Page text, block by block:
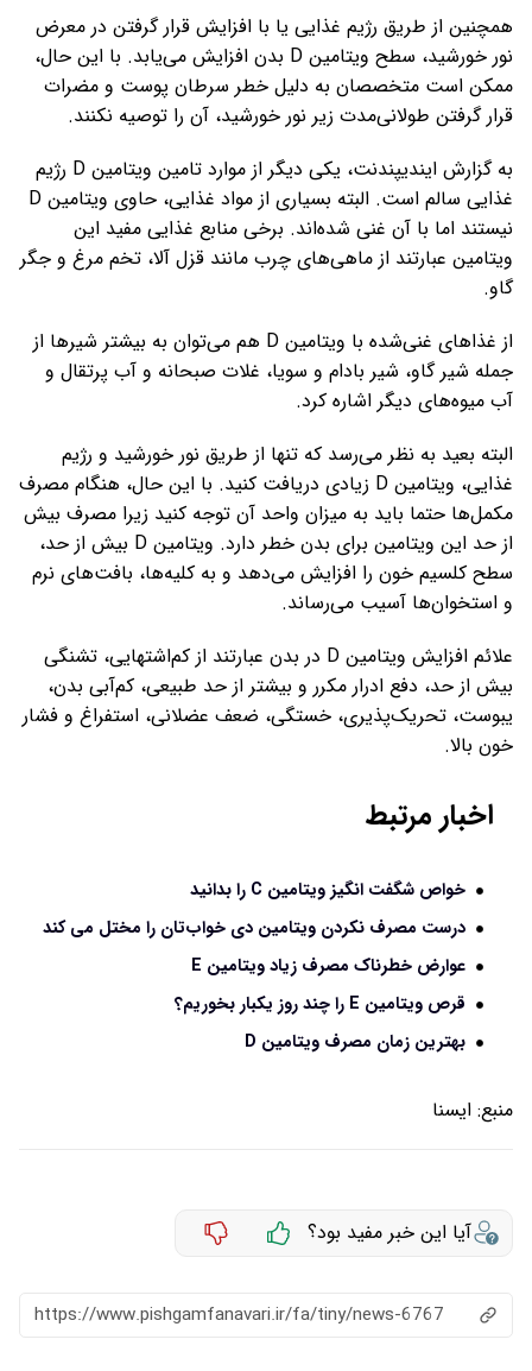
همچنین از طریق رژیم غذایی یا با افزایش قرار گرفتن در معرض
نور خورشید، سطح ویتامین D بدن افزایش می‌یابد. با این حال،
ممکن است متخصصان به دلیل خطر سرطان پوست و مضرات
قرار گرفتن طولانی‌مدت زیر نور خورشید، آن را توصیه نکنند.
به گزارش ایندیپندنت، یکی دیگر از موارد تامین ویتامین D رژیم
غذایی سالم است. البته بسیاری از مواد غذایی، حاوی ویتامین D
نیستند اما با آن غنی شده‌اند. برخی منابع غذایی مفید این
ویتامین عبارتند از ماهی‌های چرب مانند قزل آلا، تخم مرغ و جگر
گاو.
از غذاهای غنی‌شده با ویتامین D هم می‌توان به بیشتر شیرها از
جمله شیر گاو، شیر بادام و سویا، غلات صبحانه و آب‌ پرتقال و
آب میوه‌های دیگر اشاره کرد.
البته بعید به نظر می‌رسد که تنها از طریق نور خورشید و رژیم
غذایی، ویتامین D زیادی دریافت کنید. با این حال، هنگام مصرف
مکمل‌ها حتما باید به میزان واحد آن توجه کنید زیرا مصرف بیش
از حد این ویتامین برای بدن خطر دارد. ویتامین D بیش از حد،
سطح کلسیم خون را افزایش می‌دهد و به کلیه‌ها، بافت‌های نرم
و استخوان‌ها آسیب می‌رساند.
علائم افزایش ویتامین D در بدن عبارتند از کم‌اشتهایی، تشنگی
بیش از حد، دفع ادرار مکرر و بیشتر از حد طبیعی، کم‌آبی بدن،
یبوست، تحریک‌پذیری، خستگی، ضعف عضلانی، استفراغ و فشار
خون بالا.
اخبار مرتبط
خواص شگفت انگیز ویتامین C را بدانید
درست مصرف نکردن ویتامین دی خواب‌تان را مختل می کند
عوارض خطرناک مصرف زیاد ویتامین E
قرص ویتامین E را چند روز یکبار بخوریم؟
بهترین زمان مصرف ویتامین D
منبع: ايسنا
آیا این خبر مفید بود؟
https://www.pishgamfanavari.ir/fa/tiny/news-6767